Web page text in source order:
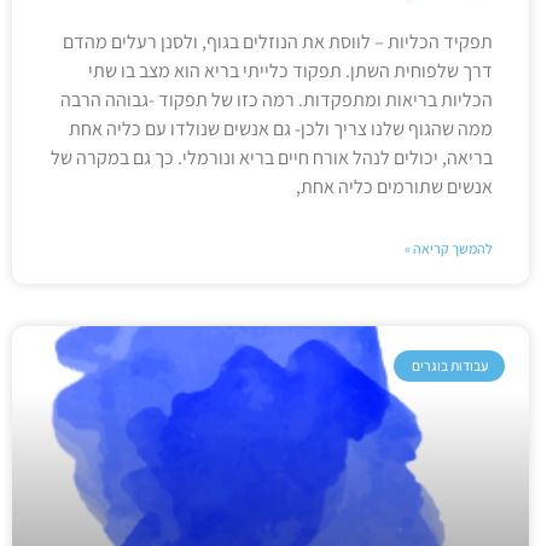
תפקיד הכליות – לווסת את הנוזלים בגוף, ולסנן רעלים מהדם
דרך שלפוחית השתן. תפקוד כלייתי בריא הוא מצב בו שתי
הכליות בריאות ומתפקדות. רמה כזו של תפקוד -גבוהה הרבה
ממה שהגוף שלנו צריך ולכן- גם אנשים שנולדו עם כליה אחת
בריאה, יכולים לנהל אורח חיים בריא ונורמלי. כך גם במקרה של
אנשים שתורמים כליה אחת,
להמשך קריאה »
עבודות בוגרים